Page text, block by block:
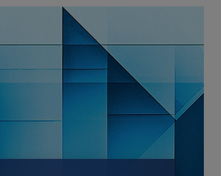
în fiecare săptămână, ...